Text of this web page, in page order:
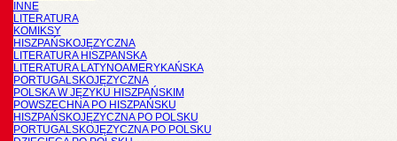
INNE
LITERATURA
KOMIKSY
HISZPAŃSKOJĘZYCZNA
LITERATURA HISZPANSKA
LITERATURA LATYNOAMERYKAŃSKA
PORTUGALSKOJĘZYCZNA
POLSKA W JĘZYKU HISZPAŃSKIM
POWSZECHNA PO HISZPAŃSKU
HISZPAŃSKOJĘZYCZNA PO POLSKU
PORTUGALSKOJĘZYCZNA PO POLSKU